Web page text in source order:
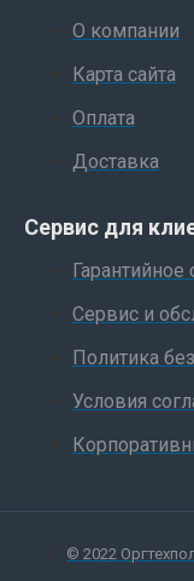
О компании
Карта сайта
Оплата
Доставка
Сервис для
Сервис и
Политика
Условия
© 2022